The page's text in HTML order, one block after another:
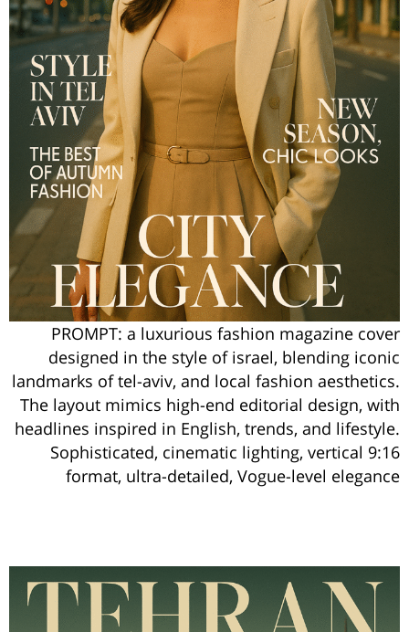
PROMPT: a luxurious fashion magazine cover
designed in the style of israel, blending iconic
landmarks of tel-aviv, and local fashion aesthetics.
The layout mimics high-end editorial design, with
headlines inspired in English, trends, and lifestyle.
Sophisticated, cinematic lighting, vertical 9:16
format, ultra-detailed, Vogue-level elegance